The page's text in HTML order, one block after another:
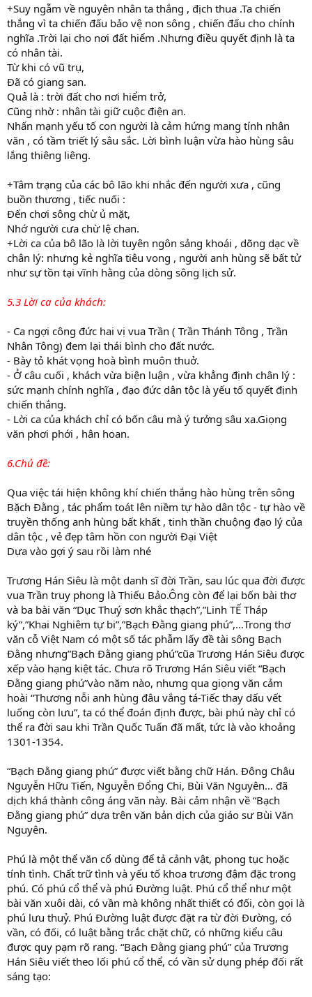
+Suy ngẫm về nguyên nhân ta thắng , địch thua .Ta chiến
thắng vì ta chiến đấu bảo vệ non sông , chiến đấu cho chính
nghĩa .Trời lại cho nơi đất hiểm .Nhưng điều quyết định là ta
có nhân tài.
Từ khi có vũ trụ,
Đã có giang san.
Quả là : trời đất cho nơi hiểm trở,
Cũng nhờ : nhân tài giữ cuộc điện an.
Nhấn mạnh yếu tố con người là cảm hứng mang tính nhân
văn , có tầm triết lý sâu sắc. Lời bình luận vừa hào hùng sâu
lắng thiêng liêng.
+Tâm trạng của các bô lão khi nhắc đến người xưa , cũng
buồn thương , tiếc nuối :
Đến chơi sông chừ ủ mặt,
Nhớ người cưa chừ lệ chan.
+Lời ca của bô lão là lời tuyên ngôn sảng khoái , dõng dạc về
chân lý: nhưng kẻ nghĩa tiêu vong , người anh hùng sẽ bất tử
như sự tồn tại vĩnh hằng của dòng sông lịch sử.
5.3 Lời ca của khách:
- Ca ngợi công đức hai vị vua Trần ( Trần Thánh Tông , Trần
Nhân Tông) đem lại thái bình cho đất nước.
- Bày tỏ khát vọng hoà bình muôn thuở.
- Ở câu cuối , khách vừa biện luận , vừa khẳng định chân lý :
sức mạnh chính nghĩa , đạo đức dân tộc là yếu tố quyết định
chiến thắng.
- Lời ca của khách chỉ có bốn câu mà ý tưởng sâu xa.Giọng
văn phơi phới , hân hoan.
6.Chủ đề:
Qua việc tái hiện không khí chiến thắng hào hùng trên sông
Bặch Đằng , tác phẩm toát lên niềm tự hào dân tộc - tự hào về
truyền thống anh hùng bất khất , tinh thần chuộng đạo lý của
dân tộc , vẻ đẹp tâm hồn con người Đại Việt
Dựa vào gợi ý sau rồi làm nhé
Trương Hán Siêu là một danh sĩ đời Trần, sau lúc qua đời được
vua Trần truy phong là Thiếu Bảo.Ông còn để lại bốn bài thơ
và ba bài văn “Dục Thuý sơn khắc thạch”,”Linh TẾ Tháp
ký”,”Khai Nghiêm tự bi”,”Bạch Đằng giang phú”,…Trong thơ
văn cỗ Việt Nam có một số tác phẫm lấy đề tài sông Bạch
Đằng nhưng”Bạch Đằng giang phú”cũa Trương Hán Siêu được
xếp vào hạng kiệt tác. Chưa rõ Trương Hán Siêu viết “Bạch
Đằng giang phú”vào năm nào, nhưng qua giọng văn cảm
hoài “Thương nỗi anh hùng đâu vắng tá-Tiếc thay dấu vết
luống còn lưu”, ta có thể đoán định được, bài phú này chỉ có
thể ra đời sau khi Trần Quốc Tuấn đã mất, tức là vào khoảng
1301-1354.
“Bạch Đằng giang phú” được viết bằng chữ Hán. Đông Châu
Nguyễn Hữu Tiến, Nguyễn Đổng Chi, Bùi Văn Nguyên… đã
dịch khá thành công áng văn này. Bài cảm nhận về “Bạch
Đằng giang phú” dựa trên văn bản dịch của giáo sư Bùi Văn
Nguyên.
Phú là một thể văn cổ dùng để tả cảnh vật, phong tục hoặc
tính tình. Chất trữ tình và yếu tố khoa trương đậm đặc trong
phú. Có phú cổ thể và phú Đường luật. Phú cổ thể như một
bài văn xuôi dài, có vần mà không nhất thiết có đối, còn gọi là
phú lưu thuỷ. Phú Đường luật được đặt ra từ đời Đường, có
vần, có đối, có luật bằng trắc chặt chữ, có những kiểu câu
được quy pạm rõ rang. “Bạch Đằng giang phú” của Trương
Hán Siêu viết theo lối phú cổ thể, có vần sử dụng phép đối rất
sáng tạo: